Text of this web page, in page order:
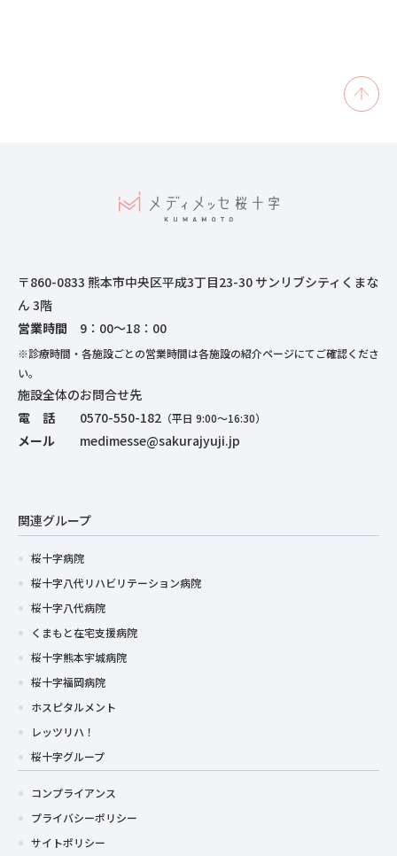
〒860-0833 熊本市中央区平成3丁目23-30 サンリブシティくまな
ん 3階
営業時間 9：00～18：00
※診療時間・各施設ごとの営業時間は各施設の紹介ページにてご確認くださ
い。
施設全体のお問合せ先
電 話 0570-550-182 （平日 9:00～16:30）
メール medimesse@sakurajyuji.jp
関連グループ
桜十字病院
桜十字八代リハビリテーション病院
桜十字八代病院
くまもと在宅支援病院
桜十字熊本宇城病院
桜十字福岡病院
ホスピタルメント
レッツリハ！
桜十字グループ
コンプライアンス
プライバシーポリシー
サイトポリシー